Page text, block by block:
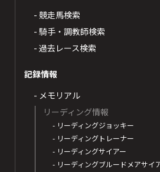
- 競走馬検索
- 騎手・調教師検索
- 過去レース検索
記録情報
- メモリアル
リーディング情報
- リーディングジョッキー
- リーディングトレーナー
- リーディングサイアー
- リーディングブルードメアサイ